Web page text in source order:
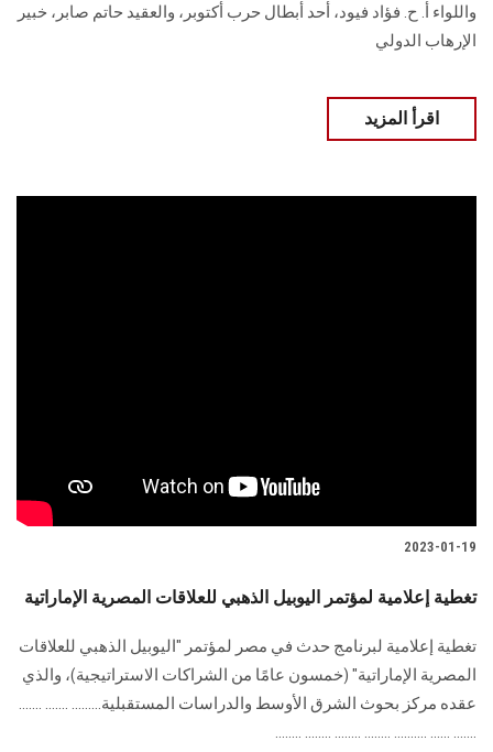
واللواء أ. ح. فؤاد فيود، أحد أبطال حرب أكتوبر، والعقيد حاتم صابر، خبير
الإرهاب الدولي
اقرأ المزيد
2023-01-19
تغطية إعلامية لمؤتمر اليوبيل الذهبي للعلاقات المصرية الإماراتية
تغطية إعلامية لبرنامج حدث في مصر لمؤتمر "اليوبيل الذهبي للعلاقات
المصرية الإماراتية" (خمسون عامًا من الشراكات الاستراتيجية)، والذي
عقده مركز بحوث الشرق الأوسط والدراسات المستقبلية......... ....... .......
....... ...... .......... ........ ........ ........ ........